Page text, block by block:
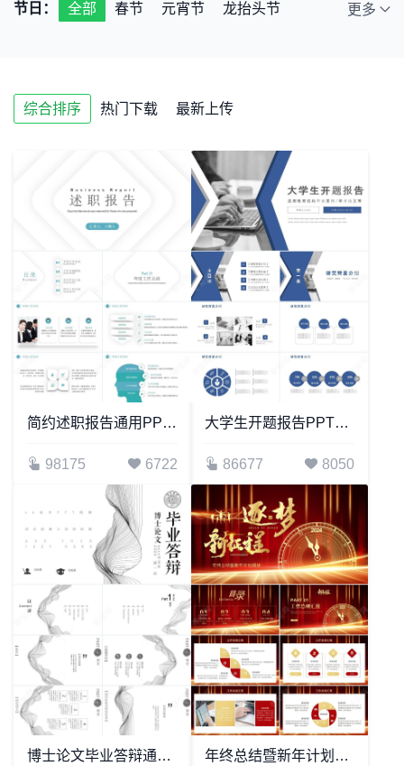
医药医疗
影视传媒
公益宣传
节日： 全部 春节 元宵节
龙抬头节
更多
综合排序 热门下载 最新上传
简约述职报告通用PPT模板
98175 6722
大学生开题报告PPT模板适用教育机构毕业答辩学术论文等
86677 8050
博士论文毕业答辩通用PPT模板 年终总结暨新年计划模板